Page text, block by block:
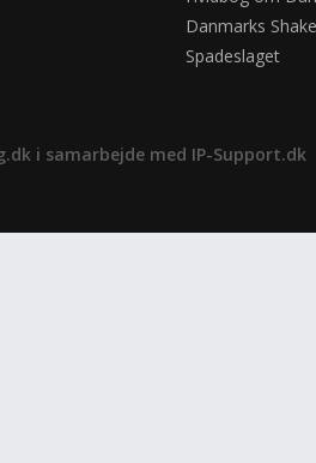
Danmarks
Spadeslaget
i samarbejde med IP-Support.dk